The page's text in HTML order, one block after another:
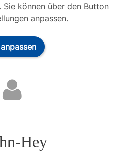
können über den Button
anpassen.
Hey